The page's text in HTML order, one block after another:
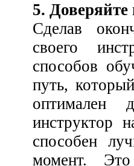
5. Доверяйте
Сделав
своего
способов
путь,
оптимален
инструктор
способен
момент.